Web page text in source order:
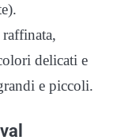
delicati e
e piccoli.